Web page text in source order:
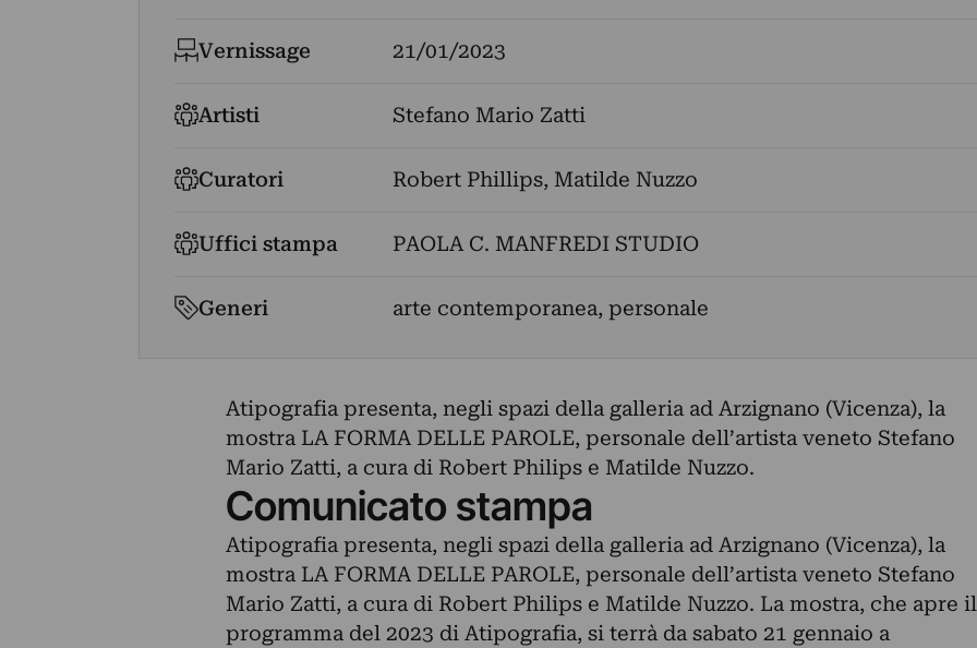
Vernissage 21/01/2023
Artisti Stefano Mario Zatti
Curatori Robert Phillips, Matilde Nuzzo
Uffici stampa PAOLA C. MANFREDI STUDIO
Generi arte contemporanea, personale
Atipografia presenta, negli spazi della galleria ad Arzignano (Vicenza), la
mostra LA FORMA DELLE PAROLE, personale dell’artista veneto Stefano
Mario Zatti, a cura di Robert Philips e Matilde Nuzzo.
Comunicato stampa
Atipografia presenta, negli spazi della galleria ad Arzignano (Vicenza), la
mostra LA FORMA DELLE PAROLE, personale dell’artista veneto Stefano
Mario Zatti, a cura di Robert Philips e Matilde Nuzzo. La mostra, che apre il
programma del 2023 di Atipografia, si terrà da sabato 21 gennaio a